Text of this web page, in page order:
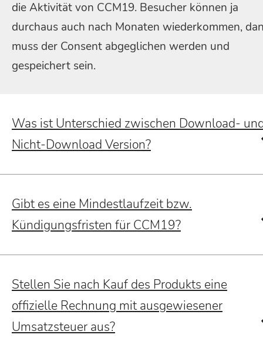
die Aktivität von CCM19. Besucher können ja
durchaus auch nach Monaten wiederkommen,
muss der Consent abgeglichen werden und
gespeichert sein.
Was ist Unterschied zwischen Download-
Nicht-Download Version?
Gibt es eine Mindestlaufzeit bzw.
Kündigungsfristen für CCM19?
Stellen Sie nach Kauf des Produkts eine
offizielle Rechnung mit ausgewiesener
Umsatzsteuer aus?